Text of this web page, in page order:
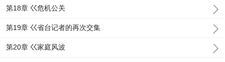
第18章 巜危机公关
第19章 巜省台记者的再次交集
第20章 巜家庭风波